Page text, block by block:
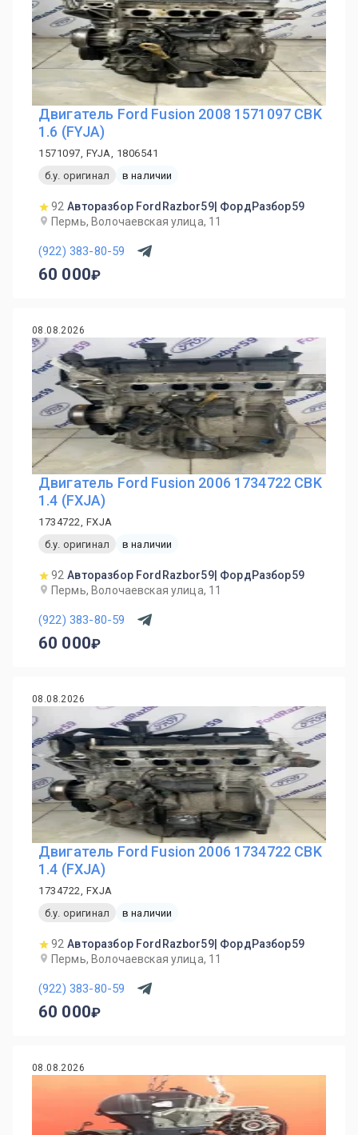
Двигатель Ford Fusion 2008 1571097 CBK
1.6 (FYJA)
1571097, FYJA, 1806541
б.у. оригинал
в наличии
92 Авторазбор FordRazbor59| ФордРазбор59
Пермь, Волочаевская улица, 11
(922) 383-80-59
60 000
08.08.2026
Двигатель Ford Fusion 2006 1734722 CBK
1.4 (FXJA)
1734722, FXJA
б.у. оригинал
в наличии
92 Авторазбор FordRazbor59| ФордРазбор59
Пермь, Волочаевская улица, 11
(922) 383-80-59
60 000
08.08.2026
Двигатель Ford Fusion 2006 1734722 CBK
1.4 (FXJA)
1734722, FXJA
б.у. оригинал
в наличии
92 Авторазбор FordRazbor59| ФордРазбор59
Пермь, Волочаевская улица, 11
(922) 383-80-59
60 000
08.08.2026